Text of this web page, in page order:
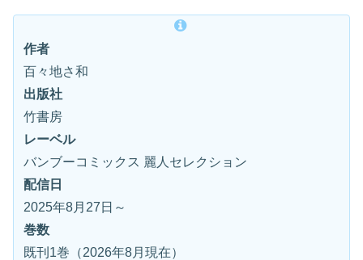
作者
百々地さ和
出版社
竹書房
レーベル
バンブーコミックス 麗人セレクション
配信日
2025年8月27日～
巻数
既刊1巻（2026年8月現在）